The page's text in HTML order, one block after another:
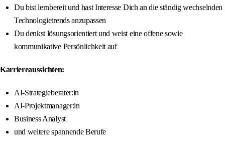
Du bist lernbereit und hast Interesse Dich an die ständig wechselnden
Technologietrends anzupassen
Du denkst lösungsorientiert und weist eine offene sowie
kommunikative Persönlichkeit auf
Karriereaussichten:
AI-Strategieberater:in
AI-Projektmanager:in
Business Analyst
und weitere spannende Berufe